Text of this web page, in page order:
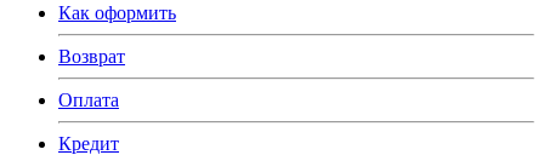
Как оформить
Возврат
Оплата
Кредит